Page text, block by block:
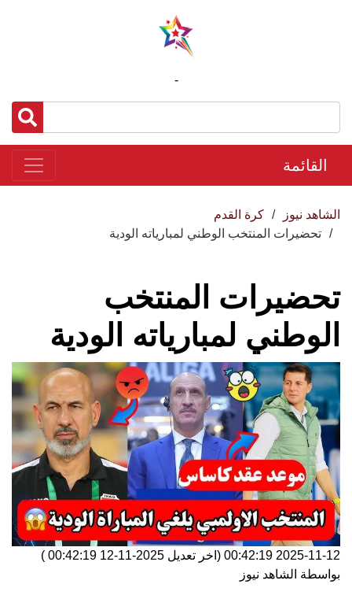
-
القائمة
الشاهد نيوز
كرة القدم
تحضيرات المنتخب الوطني لمبارياته الودية
تحضيرات المنتخب
الوطني لمبارياته الودية
2025-11-12 00:42:19 (اخر تعديل 2025-11-12 00:42:19
)
بواسطة الشاهد نيوز